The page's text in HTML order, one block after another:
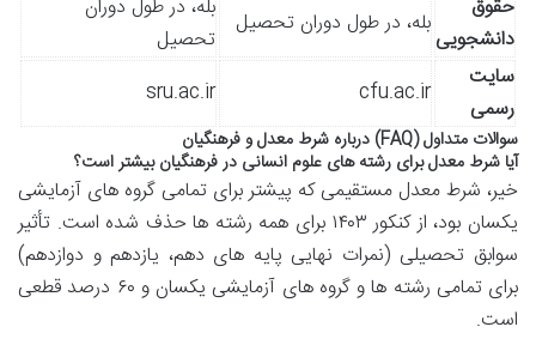
حقوق
دانشجویی
بله، در طول دوران تحصیل
بله، در طول دوران
تحصیل
سایت
رسمی
cfu.ac.ir
sru.ac.ir
سوالات متداول (FAQ) درباره شرط معدل و فرهنگیان
آیا شرط معدل برای رشته های علوم انسانی در فرهنگیان بیشتر است؟
خیر، شرط معدل مستقیمی که پیشتر برای تمامی گروه های آزمایشی
یکسان بود، از کنکور ۱۴۰۳ برای همه رشته ها حذف شده است. تأثیر
سوابق تحصیلی (نمرات نهایی پایه های دهم، یازدهم و دوازدهم)
برای تمامی رشته ها و گروه های آزمایشی یکسان و ۶۰ درصد قطعی
است.